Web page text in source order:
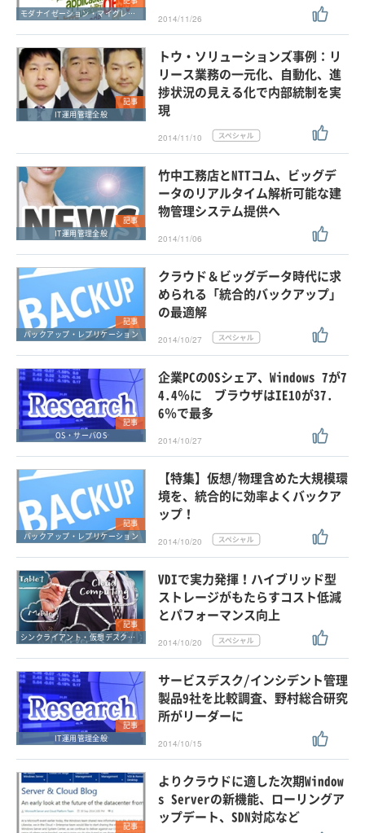
モダナイゼーション・マイグレーション
2014/11/26
記事
IT運用管理全般
トウ・ソリューションズ事例：リ
リース業務の一元化、自動化、進
捗状況の見える化で内部統制を実
現
2014/11/10
記事
IT運用管理全般
竹中工務店とNTTコム、ビッグデ
ータのリアルタイム解析可能な建
物管理システム提供へ
2014/11/06
記事
バックアップ・レプリケーション
クラウド＆ビッグデータ時代に求
められる「統合的バックアップ」
の最適解
2014/10/27
記事
OS・サーバOS
企業PCのOSシェア、Windows 7が7
4.4％に ブラウザはIE10が37.
6％で最多
2014/10/27
記事
バックアップ・レプリケーション
【特集】仮想/物理含めた大規模環
境を、統合的に効率よくバックア
ップ！
2014/10/20
記事
シンクライアント・仮想デスクトップ
VDIで実力発揮！ハイブリッド型
ストレージがもたらすコスト低減
とパフォーマンス向上
2014/10/20
記事
IT運用管理全般
サービスデスク/インシデント管理
製品9社を比較調査、野村総合研究
所がリーダーに
2014/10/15
記事
よりクラウドに適した次期Window
s Serverの新機能、ローリングア
ップデート、SDN対応など